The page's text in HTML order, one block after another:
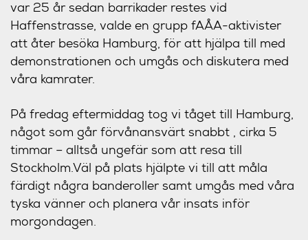
var 25 år sedan barrikader restes vid
Haffenstrasse, valde en grupp fAÅA-aktivister
att åter besöka Hamburg, för att hjälpa till med
demonstrationen och umgås och diskutera med
våra kamrater.
På fredag eftermiddag tog vi tåget till Hamburg,
något som går förvånansvärt snabbt , cirka 5
timmar – alltså ungefär som att resa till
Stockholm.Väl på plats hjälpte vi till att måla
färdigt några banderoller samt umgås med våra
tyska vänner och planera vår insats inför
morgondagen.